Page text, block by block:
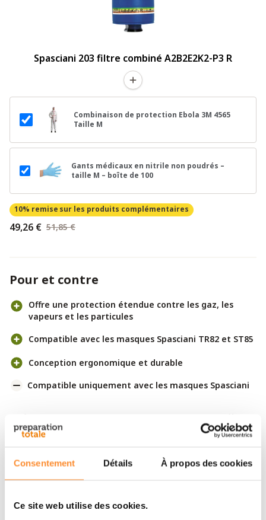
Consentement Détails À propos des cookies
Ce site web utilise des cookies.
Spasciani 203 filtre combiné A2B2E2K2-P3 R
Combinaison de protection Ebola 3M 4565
Taille M
Gants médicaux en nitrile non poudrés –
taille M – boîte de 100
10% remise sur les produits complémentaires
49,26 € 51,85 €
Pour et contre
Offre une protection étendue contre les gaz, les
vapeurs et les particules
Compatible avec les masques Spasciani TR82 et ST85
Conception ergonomique et durable
Compatible uniquement avec les masques Spasciani
Le filtre combiné Spasciani 203 A2B2E2K2-P3 R offre
une protection respiratoire de haute qualité dans des
A2B2E2K2-P3 R, ce filtre protège contre une large
gamme de dangers, notamment les gaz organiques,
particules solides et liquides comme les poussières